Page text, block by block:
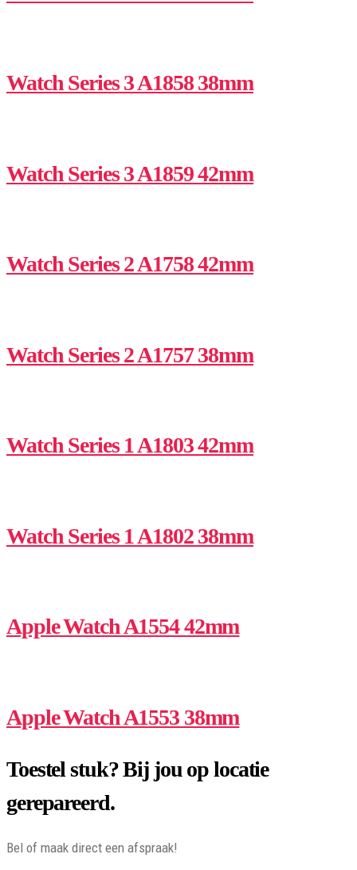
Watch Series 3 A1858 38mm
Watch Series 3 A1859 42mm
Watch Series 2 A1758 42mm
Watch Series 2 A1757 38mm
Watch Series 1 A1803 42mm
Watch Series 1 A1802 38mm
Apple Watch A1554 42mm
Apple Watch A1553 38mm
Toestel stuk? Bij jou op locatie
gerepareerd.
Bel of maak direct een afspraak!